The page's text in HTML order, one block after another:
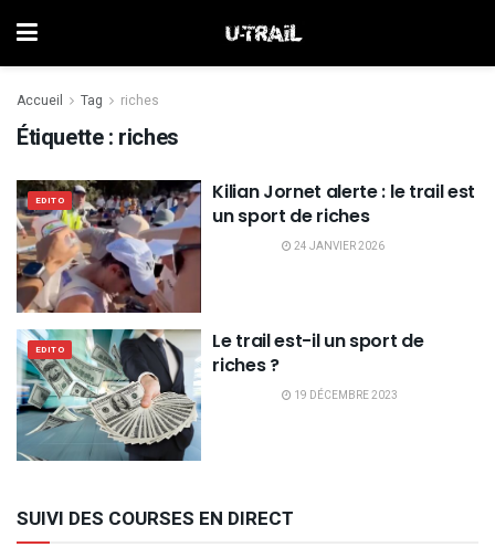
Accueil Tag riches
Étiquette : riches
EDITO
Kilian Jornet alerte : le trail est
un sport de riches
24 JANVIER 2026
EDITO
Le trail est-il un sport de
riches ?
19 DÉCEMBRE 2023
SUIVI DES COURSES EN DIRECT